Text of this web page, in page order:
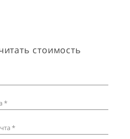
стоимость
*
*